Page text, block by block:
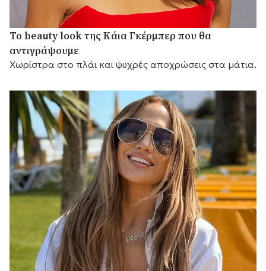
Το beauty look της Κάια Γκέρμπερ που θα
αντιγράψουμε
Χωρίστρα στο πλάι και ψυχρές αποχρώσεις στα μάτια.